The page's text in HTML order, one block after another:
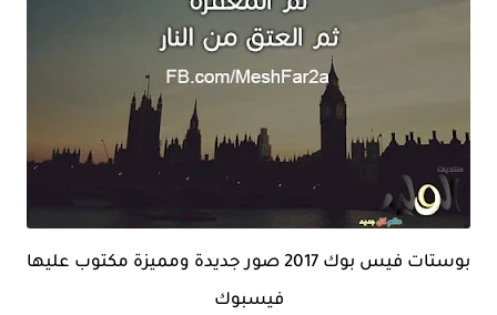
بوستات فيس بوك 2017 صور جديدة ومميزة مكتوب عليها
فيسبوك